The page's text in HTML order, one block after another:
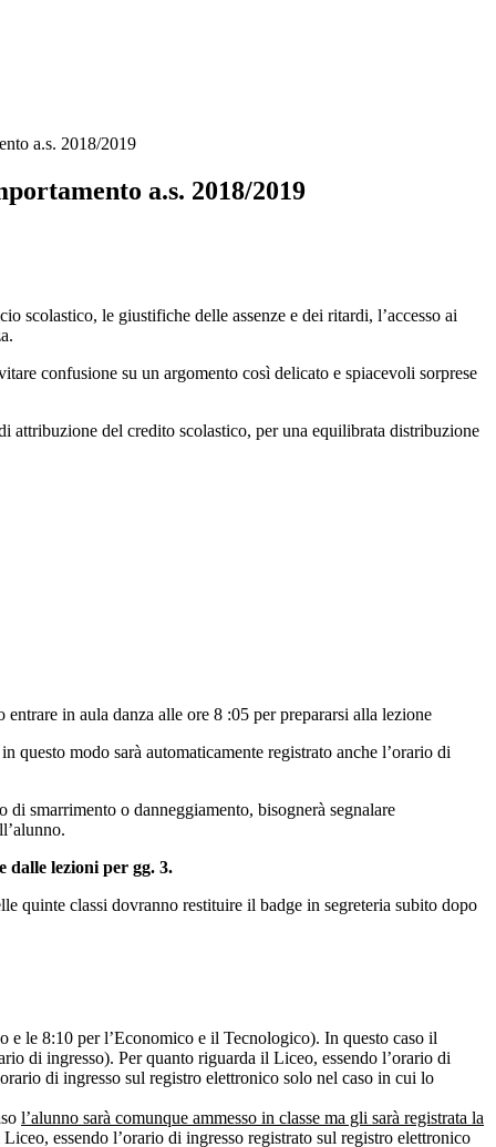
a.s. 2018/2019
a.s. 2018/2019
scolastico, le giustifiche delle assenze e dei ritardi, l’accesso ai
confusione su un argomento così delicato e spiacevoli sorprese
attribuzione del credito scolastico, per una equilibrata distribuzione
in aula danza alle ore 8 :05 per prepararsi alla lezione
questo modo sarà automaticamente registrato anche l’orario di
smarrimento o danneggiamento, bisognerà segnalare
dalle lezioni per gg. 3.
quinte classi dovranno restituire il badge in segreteria subito dopo
le 8:10 per l’Economico e il Tecnologico). In questo caso il
di ingresso). Per quanto riguarda il Liceo, essendo l’orario di
di ingresso sul registro elettronico solo nel caso in cui lo
l’alunno sarà comunque ammesso in classe ma gli sarà registrata la
essendo l’orario di ingresso registrato sul registro elettronico